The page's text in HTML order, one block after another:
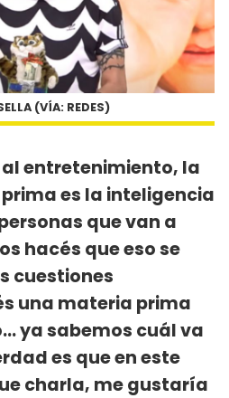
(VÍA: REDES)
al entretenimiento, la
es la inteligencia
que van a
hacés que eso se
cuestiones
una materia prima
ya sabemos cuál va
es que en este
charla, me gustaría